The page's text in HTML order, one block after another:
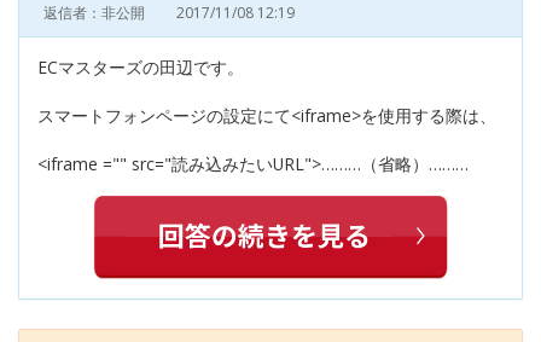
返信者：非公開 2017/11/08 12:19
ECマスターズの田辺です。
スマートフォンページの設定にて<iframe>を使用する際は、
<iframe ="" src="読み込みたいURL">………（省略）………